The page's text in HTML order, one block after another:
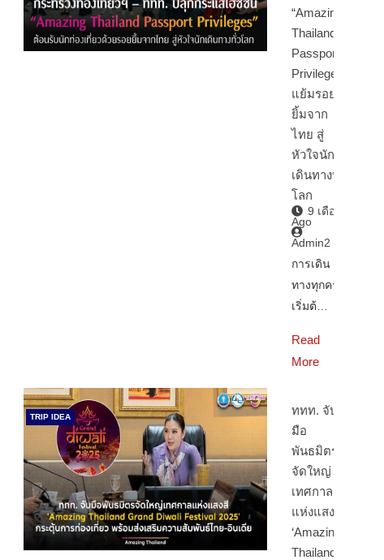
“Amazing
Thailand
Passport
Privileges”
แย้มรอย
ยิ้มจาก
ไทย สู่
หัวใจนัก
เดินทางทั่ว
โลก
9 เดือน
Ago
Admin2
การเดิน
ทางทุกครั้ง
เริ่มต้…
Read
More
TRIP IDEA
ททท. จับ
มือ
พันธมิตร
จัดใหญ่
เทศกาล
แห่งแสงสี
‘Amazing
Thailand